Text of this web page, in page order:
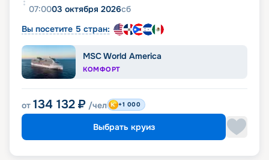
07:0003 октября 2026сб
Вы посетите 5 стран:
MSC World America
КОМФОРТ
от 134 132 ₽ /чел +1 000
Выбрать круиз